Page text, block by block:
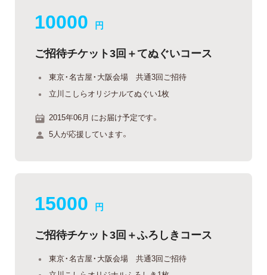
10000 円
ご招待チケット3回＋てぬぐいコース
東京・名古屋・大阪会場 共通3回ご招待
立川こしらオリジナルてぬぐい1枚
2015年06月 にお届け予定です。
5人が応援しています。
15000 円
ご招待チケット3回＋ふろしきコース
東京・名古屋・大阪会場 共通3回ご招待